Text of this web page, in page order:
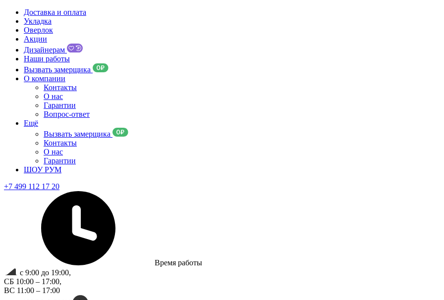
Доставка и оплата
Укладка
Оверлок
Акции
Дизайнерам
Наши работы
Вызвать замерщика
О компании
Контакты
О нас
Гарантии
Вопрос-ответ
Ещё
Вызвать замерщика
Контакты
О нас
Гарантии
ШОУ РУМ
+7 499 112 17 20
Время работы
с 9:00 до 19:00,
СБ 10:00 – 17:00,
ВС 11:00 – 17:00